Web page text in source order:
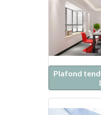
Plafond